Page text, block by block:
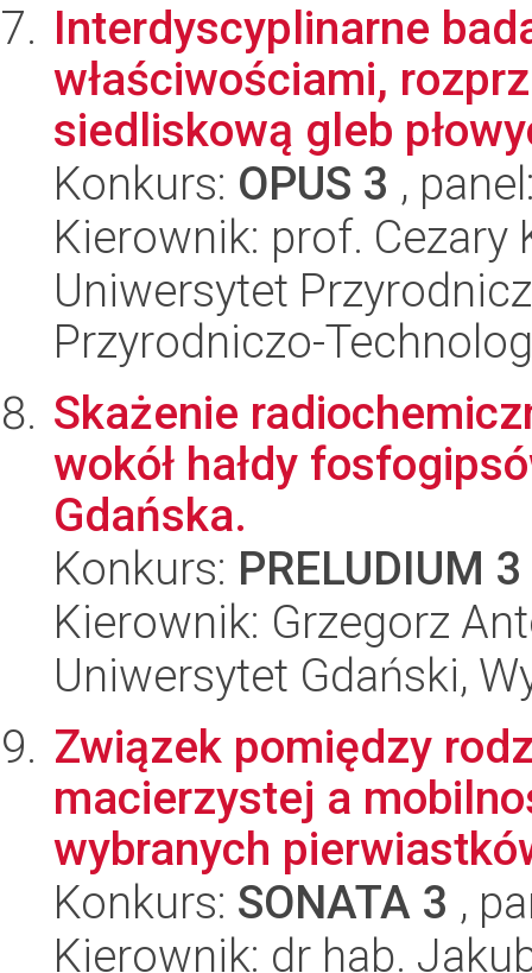
Interdyscyplinarne
właściwościami,
siedliskową gleb
Konkurs: OPUS 3 ,
Kierownik: prof. Cezary
Uniwersytet
Przyrodniczo-
Skażenie
wokół hałdy
Gdańska.
Konkurs: PRELUDIUM 3
Kierownik: Grzegorz
Uniwersytet Gdański,
Związek pomiędzy
macierzystej a
wybranych
Konkurs: SONATA 3 ,
Kierownik: dr hab.